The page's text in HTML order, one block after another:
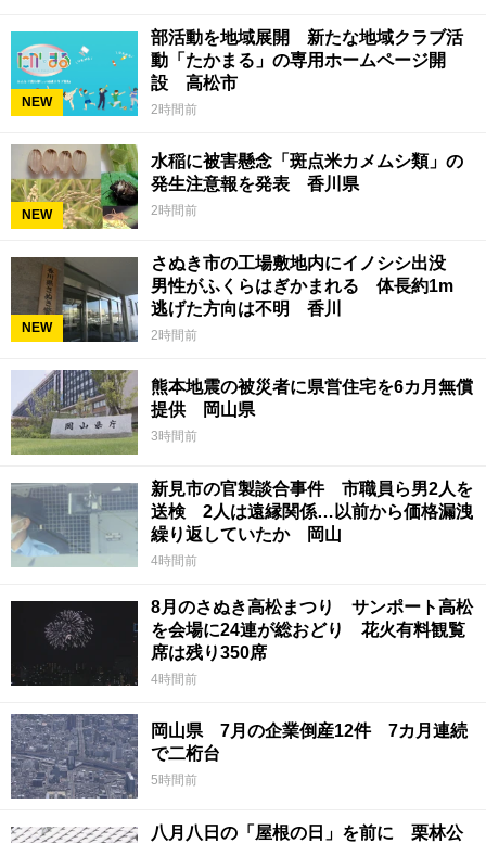
NEW
部活動を地域展開 新たな地域クラブ活
動「たかまる」の専用ホームページ開
設 高松市
2時間前
NEW
水稲に被害懸念「斑点米カメムシ類」の
発生注意報を発表 香川県
2時間前
NEW
さぬき市の工場敷地内にイノシシ出没
男性がふくらはぎかまれる 体長約1m
逃げた方向は不明 香川
2時間前
熊本地震の被災者に県営住宅を6カ月無償
提供 岡山県
3時間前
新見市の官製談合事件 市職員ら男2人を
送検 2人は遠縁関係…以前から価格漏洩
繰り返していたか 岡山
4時間前
8月のさぬき高松まつり サンポート高松
を会場に24連が総おどり 花火有料観覧
席は残り350席
4時間前
岡山県 7月の企業倒産12件 7カ月連続
で二桁台
5時間前
八月八日の「屋根の日」を前に 栗林公